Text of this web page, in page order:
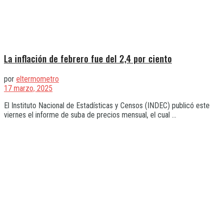
La inflación de febrero fue del 2,4 por ciento
por eltermometro
17 marzo, 2025
El Instituto Nacional de Estadísticas y Censos (INDEC) publicó este
viernes el informe de suba de precios mensual, el cual ...